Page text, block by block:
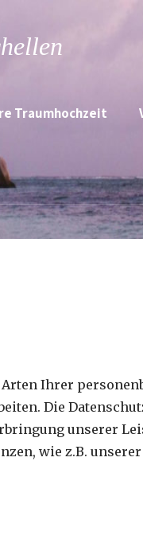
Traumhochzeit
Ihrer
Die
unserer
wie z.B.